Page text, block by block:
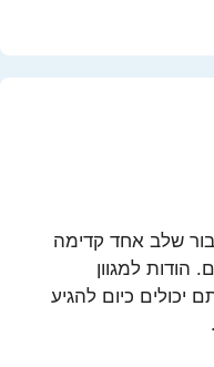
שלב אחד קדימה
הודות למגוון
יכולים כיום להגיע